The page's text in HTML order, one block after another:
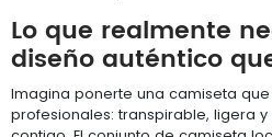
Lo que realmente
diseño auténtico
Imagina ponerte una camiseta
profesionales: transpirable, ligera